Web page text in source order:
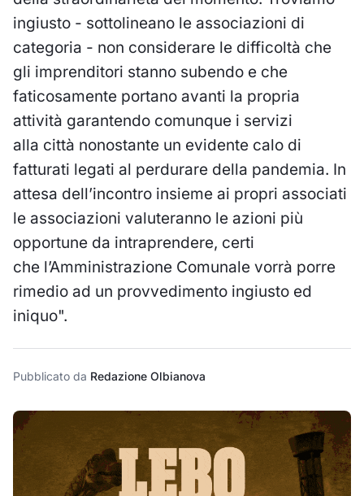
ingiusto - sottolineano le associazioni di
categoria - non considerare le difficoltà che
gli imprenditori stanno subendo e che
faticosamente portano avanti la propria
attività garantendo comunque i servizi
alla città nonostante un evidente calo di
fatturati legati al perdurare della pandemia. In
attesa dell’incontro insieme ai propri associati
le associazioni valuteranno le azioni più
opportune da intraprendere, certi
che l’Amministrazione Comunale vorrà porre
rimedio ad un provvedimento ingiusto ed
iniquo".
Pubblicato da Redazione Olbianova